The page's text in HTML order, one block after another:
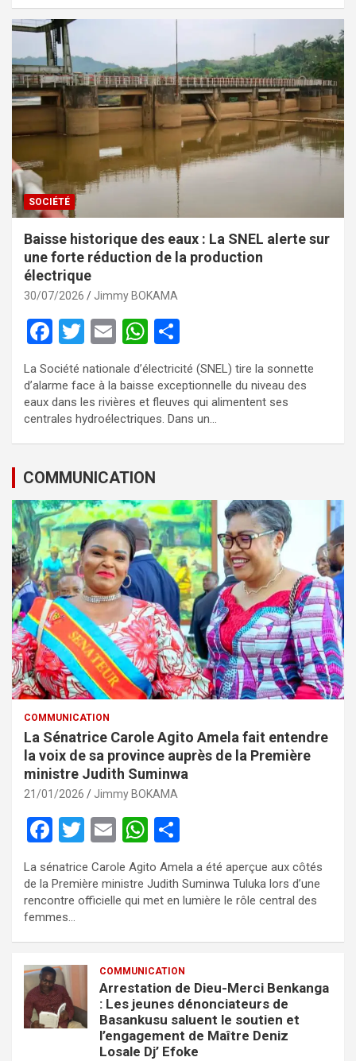
o
k
SOCIÉTÉ
Baisse historique des eaux : La SNEL alerte sur
une forte réduction de la production
électrique
30/07/2026 Jimmy BOKAMA
F
a
ce
b
k
T
wi
tt
er
E
m
ail
W
h
at
s
p
ar
ta
g
La Société nationale d’électricité (SNEL) tire la sonnette
d’alarme face à la baisse exceptionnelle du niveau des
eaux dans les rivières et fleuves qui alimentent ses
centrales hydroélectriques. Dans un…
COMMUNICATION
COMMUNICATION
La Sénatrice Carole Agito Amela fait entendre
la voix de sa province auprès de la Première
ministre Judith Suminwa
21/01/2026 Jimmy BOKAMA
F
ce
b
o
o
k
T
wi
tt
er
E
m
ail
W
at
s
p
ar
ta
g
La sénatrice Carole Agito Amela a été aperçue aux côtés
de la Première ministre Judith Suminwa Tuluka lors d’une
rencontre officielle qui met en lumière le rôle central des
femmes…
COMMUNICATION
Arrestation de Dieu-Merci Benkanga
: Les jeunes dénonciateurs de
Basankusu saluent le soutien et
l’engagement de Maître Deniz
Losale Dj’ Efoke